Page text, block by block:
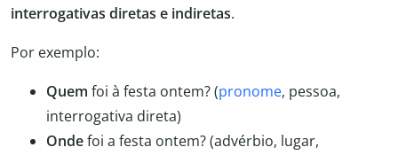
interrogativas diretas e indiretas.
Por exemplo:
Quem foi à festa ontem? (pronome, pessoa,
interrogativa direta)
Ondefoi a festa ontem? (advérbio, lugar,